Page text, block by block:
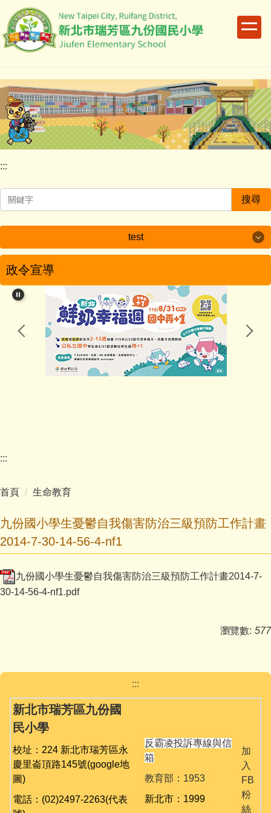
到
主
容
區
:::
搜尋
test
test
學校簡介
學校特色
學生活動
影音專區
反霸凌宣導
英語日活動專區
公開授課專區
課程計畫備查
校園資訊業務專區
政令宣導
:::
首頁 生命教育
九份國小學生憂鬱自我傷害防治三級預防工作計畫
2014-7-30-14-56-4-nf1
九份國小學生憂鬱自我傷害防治三級預防工作計畫2014-7-
30-14-56-4-nf1.pdf
瀏覽數: 577
:::
新北市瑞芳區九份國
民小學
校址：224 新北市瑞芳區永
慶里崙頂路145號(google地
圖)
電話：(02)2497-2263(代表
反霸凌投訴專線與信
箱
教育部：1953
新北市：1999
加
入
FB
粉
絲